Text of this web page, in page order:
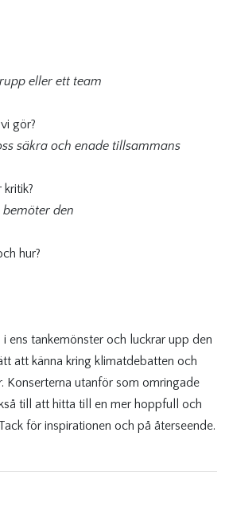
eller ett team
gör?
säkra och enade tillsammans
den
hur?
ens tankemönster och luckrar upp den
att känna kring klimatdebatten och
Konserterna utanför som omringade
till att hitta till en mer hoppfull och
för inspirationen och på återseende.